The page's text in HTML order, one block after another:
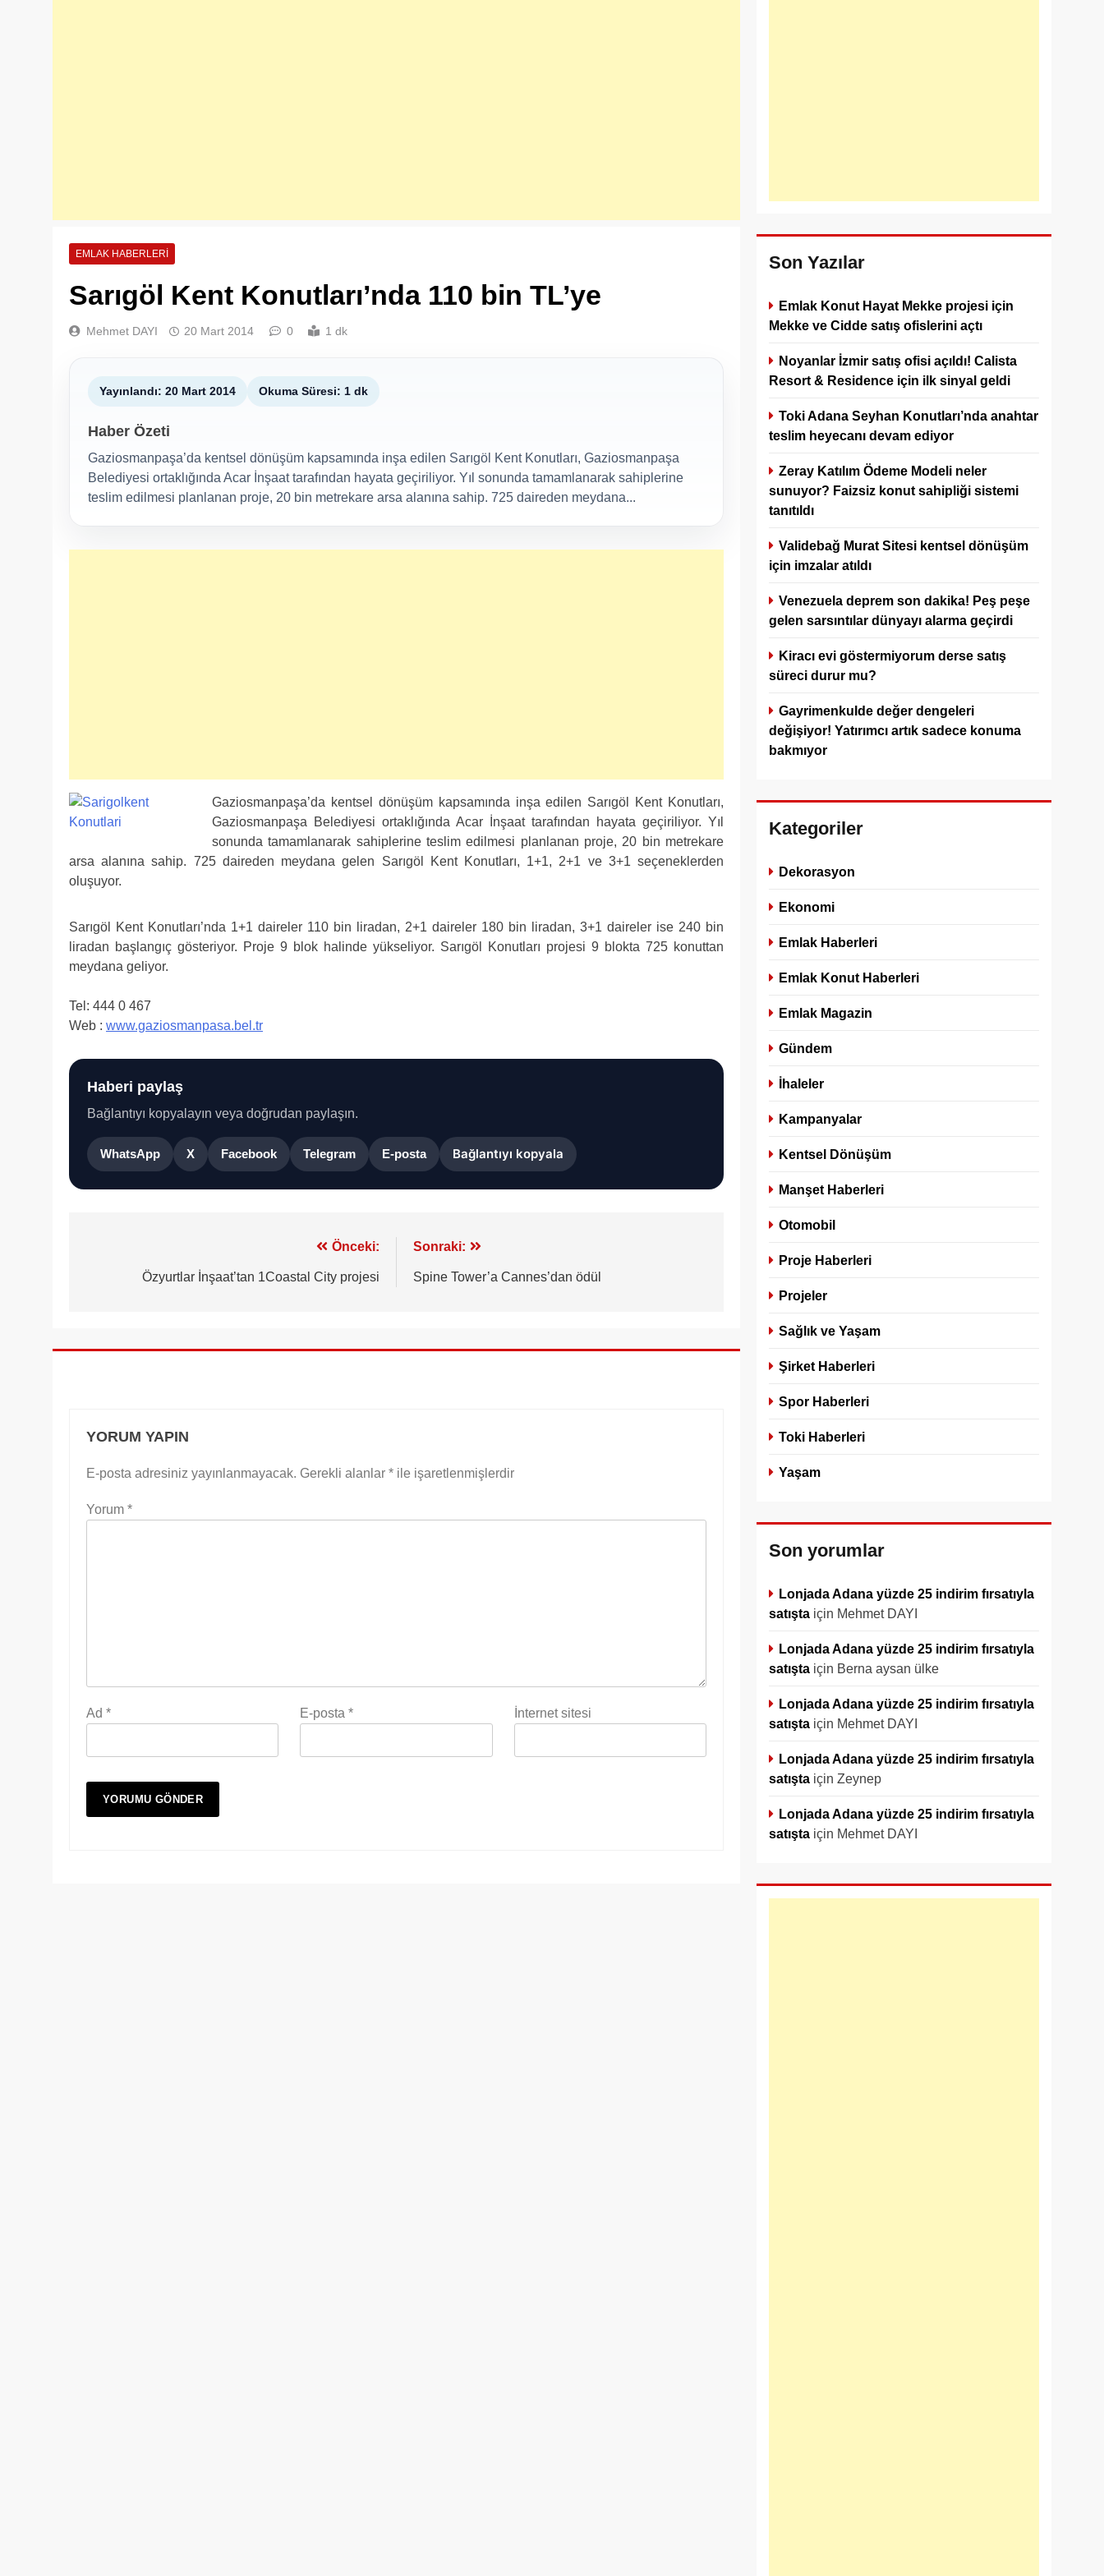
EMLAK HABERLERI
Sarıgöl Kent Konutları’nda 110 bin TL’ye
Mehmet DAYI 20 Mart 2014 0 1 dk
Yayınlandı: 20 Mart 2014 Okuma Süresi: 1 dk
Haber Özeti
Gaziosmanpaşa’da kentsel dönüşüm kapsamında inşa edilen Sarıgöl Kent Konutları, Gaziosmanpaşa
Belediyesi ortaklığında Acar İnşaat tarafından hayata geçiriliyor. Yıl sonunda tamamlanarak sahiplerine
teslim edilmesi planlanan proje, 20 bin metrekare arsa alanına sahip. 725 daireden meydana...
Gaziosmanpaşa’da kentsel dönüşüm kapsamında inşa edilen Sarıgöl Kent Konutları,
Gaziosmanpaşa Belediyesi ortaklığında Acar İnşaat tarafından hayata geçiriliyor. Yıl
sonunda tamamlanarak sahiplerine teslim edilmesi planlanan proje, 20 bin metrekare
arsa alanına sahip. 725 daireden meydana gelen Sarıgöl Kent Konutları, 1+1, 2+1 ve 3+1 seçeneklerden
oluşuyor.
Sarıgöl Kent Konutları’nda 1+1 daireler 110 bin liradan, 2+1 daireler 180 bin liradan, 3+1 daireler ise 240 bin
liradan başlangıç gösteriyor. Proje 9 blok halinde yükseliyor. Sarıgöl Konutları projesi 9 blokta 725 konuttan
meydana geliyor.
Tel: 444 0 467
Web : www.gaziosmanpasa.bel.tr
Haberi paylaş
Bağlantıyı kopyalayın veya doğrudan paylaşın.
WhatsApp X Facebook Telegram E-posta Bağlantıyı kopyala
gezinmesi
Önceki:
Özyurtlar İnşaat’tan 1Coastal City projesi
Sonraki:
Spine Tower’a Cannes’dan ödül
YORUM YAPIN
E-posta adresiniz yayınlanmayacak. Gerekli alanlar * ile işaretlenmişlerdir
Yorum *
Ad * E-posta* İnternet sitesi
Son Yazılar
Emlak Konut Hayat Mekke projesi için
Mekke ve Cidde satış ofislerini açtı
Noyanlar İzmir satış ofisi açıldı! Calista
Resort & Residence için ilk sinyal geldi
Toki Adana Seyhan Konutları’nda anahtar
teslim heyecanı devam ediyor
Zeray Katılım Ödeme Modeli neler
sunuyor? Faizsiz konut sahipliği sistemi
tanıtıldı
Validebağ Murat Sitesi kentsel dönüşüm
için imzalar atıldı
Venezuela deprem son dakika! Peş peşe
gelen sarsıntılar dünyayı alarma geçirdi
Kiracı evi göstermiyorum derse satış
süreci durur mu?
Gayrimenkulde değer dengeleri
değişiyor! Yatırımcı artık sadece konuma
bakmıyor
Kategoriler
Dekorasyon
Ekonomi
Emlak Haberleri
Emlak Konut Haberleri
Emlak Magazin
Gündem
İhaleler
Kampanyalar
Kentsel Dönüşüm
Manşet Haberleri
Otomobil
Proje Haberleri
Projeler
Sağlık ve Yaşam
Şirket Haberleri
Spor Haberleri
Toki Haberleri
Yaşam
Son yorumlar
Lonjada Adana yüzde 25 indirim fırsatıyla
satışta için Mehmet DAYI
Lonjada Adana yüzde 25 indirim fırsatıyla
satışta için Berna aysan ülke
Lonjada Adana yüzde 25 indirim fırsatıyla
satışta için Mehmet DAYI
Lonjada Adana yüzde 25 indirim fırsatıyla
satışta için Zeynep
Lonjada Adana yüzde 25 indirim fırsatıyla
satışta için Mehmet DAYI